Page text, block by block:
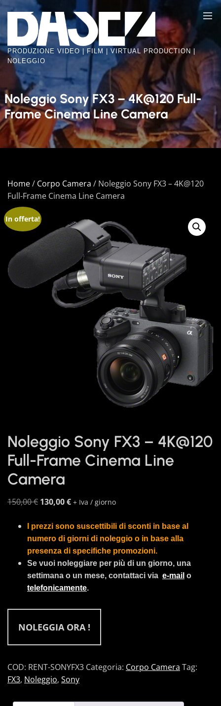
Skip
to
the
content
BASE2
VIDEO
FACTORY
PRODUZIONE VIDEO | FILM | VIRTUAL PRODUCTION |
NOLEGGIO
Noleggio Sony FX3 – 4K@120 Full-
Frame Cinema Line Camera
Home/ Corpo Camera / Noleggio Sony FX3 – 4K@120
Full-Frame Cinema Line Camera
In offerta!
Noleggio Sony FX3 – 4K@120
Full-Frame Cinema Line
Camera
150,00€ Il
originale
era:
150,00 €.
130,00€Il
attuale
è:
130,00 €.
+ Iva / giorno
I prezzi sono suscettibili di sconti in base al
numero di giorni di noleggio o in base alla
presenza di specifiche promozioni.
Se vuoi noleggiare per più di un giorno, una
settimana o un mese, contattaci via e-mail o
telefonicamente.
NOLEGGIA ORA !
COD: RENT-SONYFX3 Categoria: Corpo Camera Tag:
FX3, Noleggio, Sony